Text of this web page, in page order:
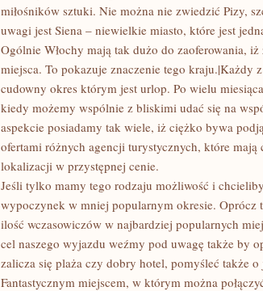
miłośników sztuki. Nie można nie zwiedzić Pizy,
uwagi jest Siena – niewielkie miasto, które jest
Ogólnie Włochy mają tak dużo do zaoferowania,
miejsca. To pokazuje znaczenie tego kraju.|Każdy
cudowny okres którym jest urlop. Po wielu
kiedy możemy wspólnie z bliskimi udać się na
aspekcie posiadamy tak wiele, iż ciężko bywa
ofertami różnych agencji turystycznych, które mają
lokalizacji w przystępnej cenie.
Jeśli tylko mamy tego rodzaju możliwość i
wypoczynek w mniej popularnym okresie. Oprócz
ilość wczasowiczów w najbardziej popularnych
cel naszego wyjazdu weźmy pod uwagę także by
zalicza się plaża czy dobry hotel, pomyśleć także o
Fantastycznym miejscem, w którym można